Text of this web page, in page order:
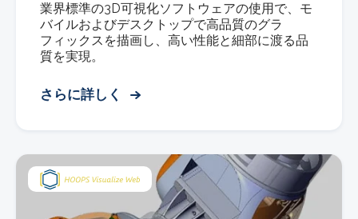
業界標準の3D可視化ソフトウェアの使用で、モ
バイルおよびデスクトップで高品質のグラ
フィックスを描画し、高い性能と細部に渡る品
質を実現。
さらに詳しく